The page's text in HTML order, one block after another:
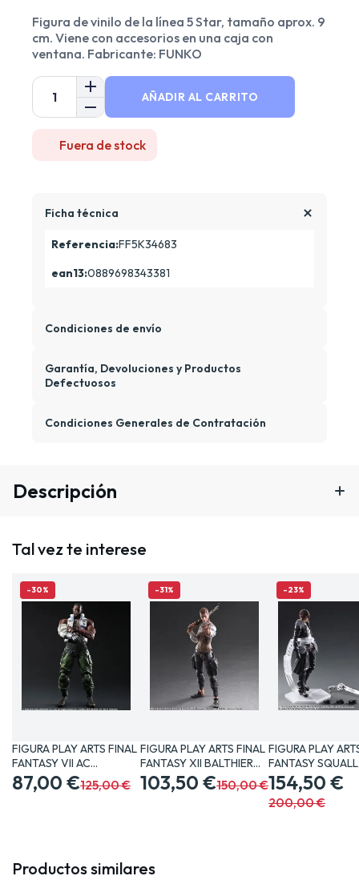
Figura de vinilo de la línea 5 Star, tamaño aprox. 9
cm. Viene con accesorios en una caja con
ventana. Fabricante: FUNKO
AÑADIR AL CARRITO
Fuera de stock
Ficha técnica
Referencia:FF5K34683
ean13:0889698343381
Condiciones de envío
Garantía, Devoluciones y Productos
Defectuosos
Condiciones Generales de Contratación
Descripción
Tal vez te interese
-30%
FIGURA PLAY ARTS FINAL
FANTASY VII AC
BARRET…
87,00 €125,00 €
-31%
FIGURA PLAY ARTS FINAL
FANTASY XII BALTHIER…
103,50 €150,00 €
-23%
FIGURA PLAY
FANTASY
CM…
154,50 €
200,00 €
Productos similares